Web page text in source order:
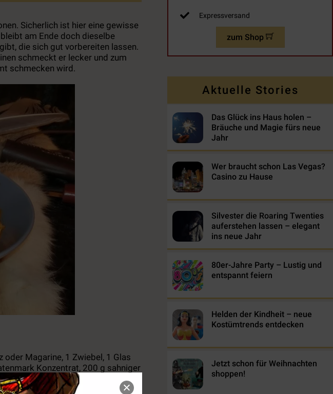
Sicherlich ist hier eine gewisse
am Ende doch dieselbe
die sich gut vorbereiten lassen.
schmeckt er lecker und zum
schmecken wird.
Magarine, 1 Zwiebel, 1 Glas
Konzentrat, 200 g sahniger
Curry und Saucenbinder.
Expressversand
zum Shop
Aktuelle Stories
Das Glück ins Haus holen –
Bräuche und Magie fürs neue
Jahr
Wer braucht schon Las Vegas?
Casino zu Hause
Silvester die Roaring Twenties
auferstehen lassen – elegant
ins neue Jahr
80er-Jahre Party – Lustig und
entspannt feiern
Helden der Kindheit – neue
Kostümtrends entdecken
Jetzt schon für Weihnachten
shoppen!